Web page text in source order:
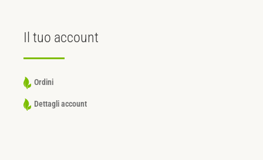
Il tuo account
Ordini
Dettagli account